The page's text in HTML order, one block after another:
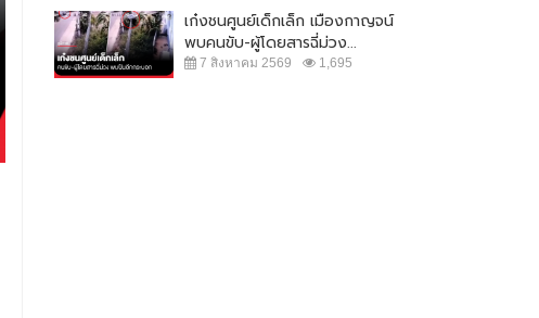
เก๋งชนศูนย์เด็กเล็ก เมืองกาญจน์
พบคนขับ-ผู้โดยสารฉี่ม่วง...
7 สิงหาคม 2569 1,695